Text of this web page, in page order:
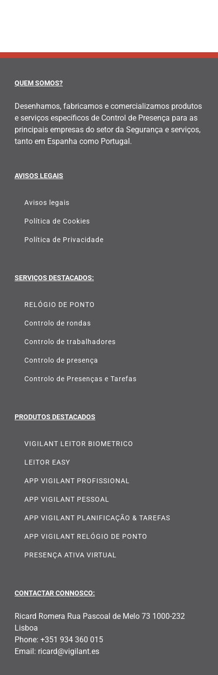
QUEM SOMOS?
Desenhamos, fabricamos e comercializamos produtos
e serviços específicos de Control de Presença para as
principais empresas do setor da Segurança e serviços,
tanto em Espanha como Portugal.
AVISOS LEGAIS
Avisos legais
Política de Cookies
Política de Privacidade
SERVIÇOS DESTACADOS:
RELÓGIO DE PONTO
Controlo de rondas
Controlo de trabalhadores
Controlo de presença
Controlo de Presenças e Tarefas
PRODUTOS DESTACADOS
VIGILANT LEITOR BIOMETRICO
LEITOR EASY
APP VIGILANT PROFISSIONAL
APP VIGILANT PESSOAL
APP VIGILANT PLANIFICAÇÃO & TAREFAS
APP VIGILANT RELÓGIO DE PONTO
PRESENÇA ATIVA VIRTUAL
CONTACTAR CONNOSCO:
Ricard Romera Rua Pascoal de Melo 73 1000-232
Lisboa
Phone: +351 934 360 015
Email: ricard@vigilant.es